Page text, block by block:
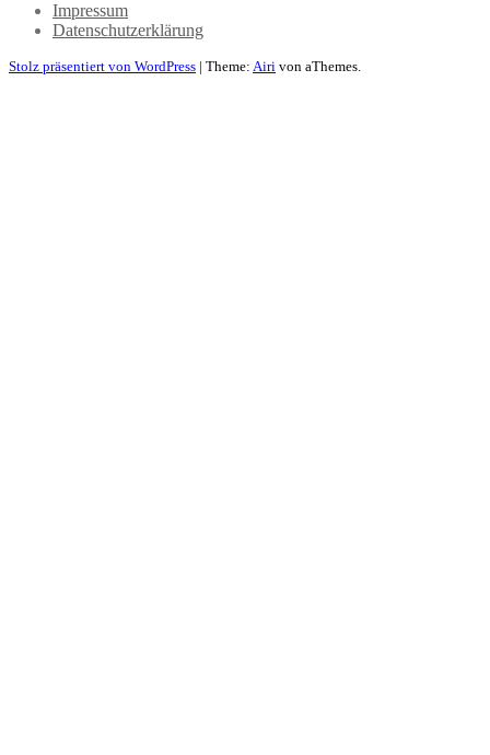
Impressum
Datenschutzerklärung
Stolz präsentiert von WordPress | Theme: Airi von aThemes.